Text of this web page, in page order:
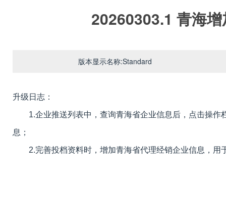
20260303.1 青海
版本显示名称:Standard
升级日志：
1.企业推送列表中，查询青海省企业信息后，点击操作
息；
2.完善投档资料时，增加青海省代理经销企业信息，用